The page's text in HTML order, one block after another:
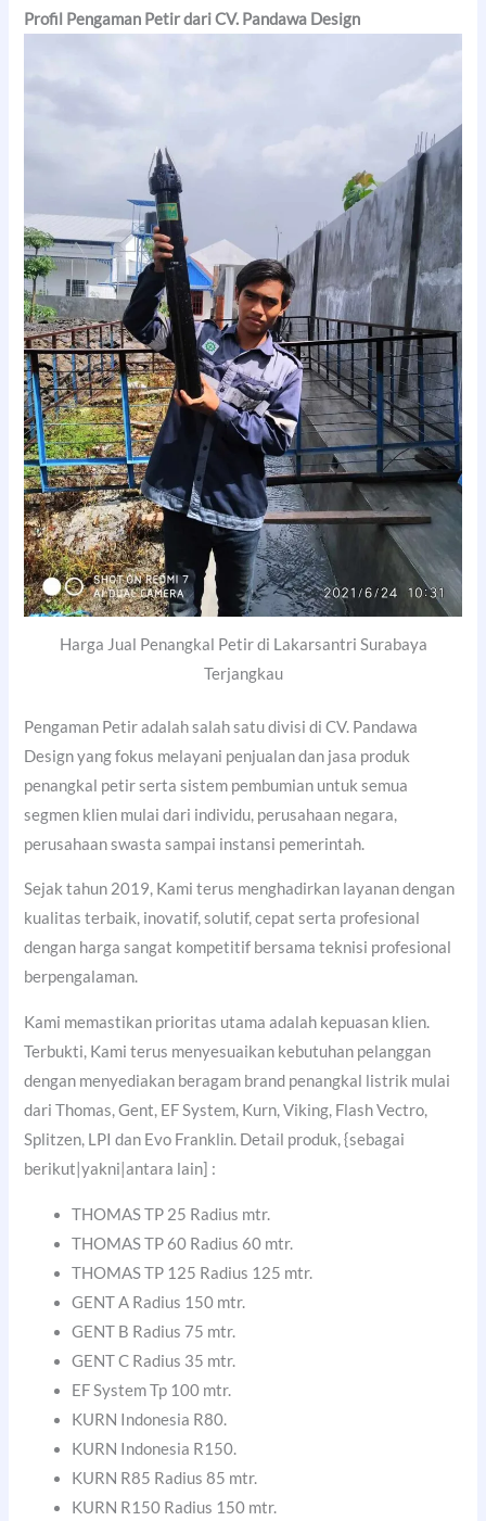
Profil Pengaman Petir dari CV. Pandawa Design
Harga Jual Penangkal Petir di Lakarsantri Surabaya
Terjangkau
Pengaman Petir adalah salah satu divisi di CV. Pandawa
Design yang fokus melayani penjualan dan jasa produk
penangkal petir serta sistem pembumian untuk semua
segmen klien mulai dari individu, perusahaan negara,
perusahaan swasta sampai instansi pemerintah.
Sejak tahun 2019, Kami terus menghadirkan layanan dengan
kualitas terbaik, inovatif, solutif, cepat serta profesional
dengan harga sangat kompetitif bersama teknisi profesional
berpengalaman.
Kami memastikan prioritas utama adalah kepuasan klien.
Terbukti, Kami terus menyesuaikan kebutuhan pelanggan
dengan menyediakan beragam brand penangkal listrik mulai
dari Thomas, Gent, EF System, Kurn, Viking, Flash Vectro,
Splitzen, LPI dan Evo Franklin. Detail produk, {sebagai
berikut|yakni|antara lain] :
THOMAS TP 25 Radius mtr.
THOMAS TP 60 Radius 60 mtr.
THOMAS TP 125 Radius 125 mtr.
GENT A Radius 150 mtr.
GENT B Radius 75 mtr.
GENT C Radius 35 mtr.
EF System Tp 100 mtr.
KURN Indonesia R80.
KURN Indonesia R150.
KURN R85 Radius 85 mtr.
KURN R150 Radius 150 mtr.